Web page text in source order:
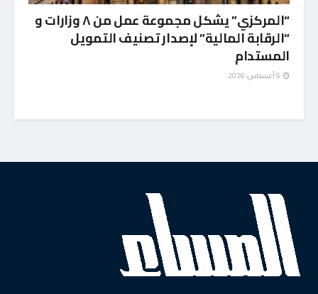
“المركزي” يشكل مجموعة عمل من ٨ وزارات و
“الرقابة المالية” لإصدار تصنيف التمويل
المستدام